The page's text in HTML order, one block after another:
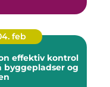
feb
byggepladser og